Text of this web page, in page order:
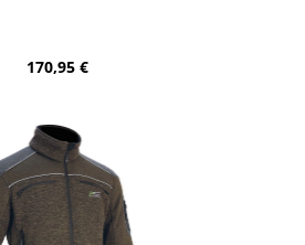
Regulärer Preis:
170,95 €